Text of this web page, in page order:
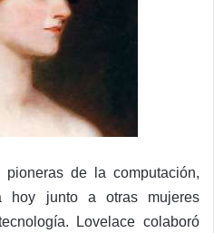
de la computación,
hoy junto a otras mujeres
Lovelace colaboró